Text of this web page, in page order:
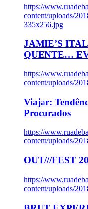
https://
content/uploads/
335x256.jpg
JAMIE’S
QUENTE…
https://
content/uploads/
Viajar:
Procurados
https://
content/uploads/
OUT///FEST
https://
content/uploads/